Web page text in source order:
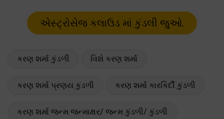
કરણ શર્મા કુંડળી વિશે કરણ શર્મા
કરણ શર્મા પ્રણય કુંડળી કરણ શર્મા કારકિર્દી કુંડળી
કરણ શર્મા જન્મ જન્માક્ષર/ જન્મ કુંડળી/ કુંડળી